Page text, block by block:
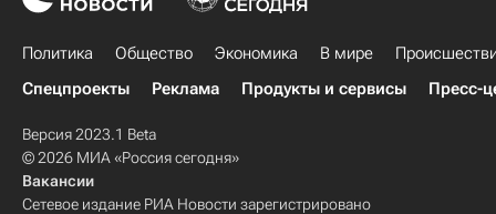
Политика Общество Экономика В мире
Спецпроекты
Реклама Продукты и сервисы Пресс-
Версия 2023.1 Beta
© 2026 МИА «Россия сегодня»
Вакансии
Сетевое издание РИА Новости зарегистрировано